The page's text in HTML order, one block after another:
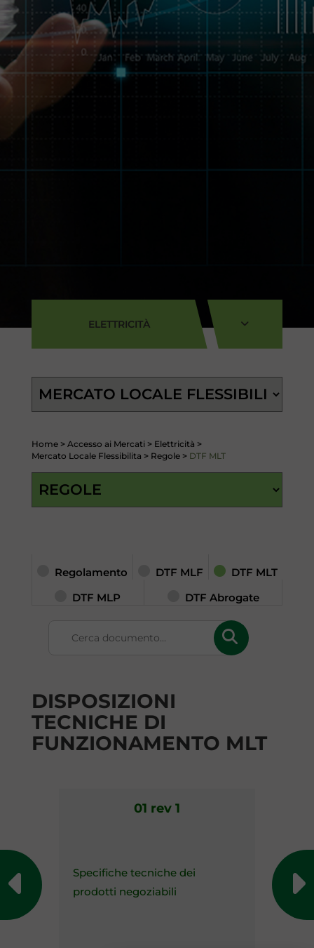
ELETTRICITÀ
Home > Accesso ai Mercati > Elettricità >
Mercato Locale Flessibilita > Regole > DTF MLT
Regolamento DTF MLF
DTF MLT
DTF MLP
DTF Abrogate
DISPOSIZIONI
TECNICHE DI
FUNZIONAMENTO MLT
01 rev 1
Specifiche tecniche dei
prodotti negoziabili